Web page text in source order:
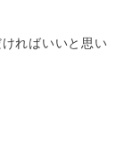
ればいいと思い